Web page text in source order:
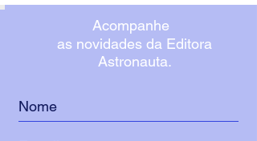
Acompanhe
as novidades da Editora
Astronauta.